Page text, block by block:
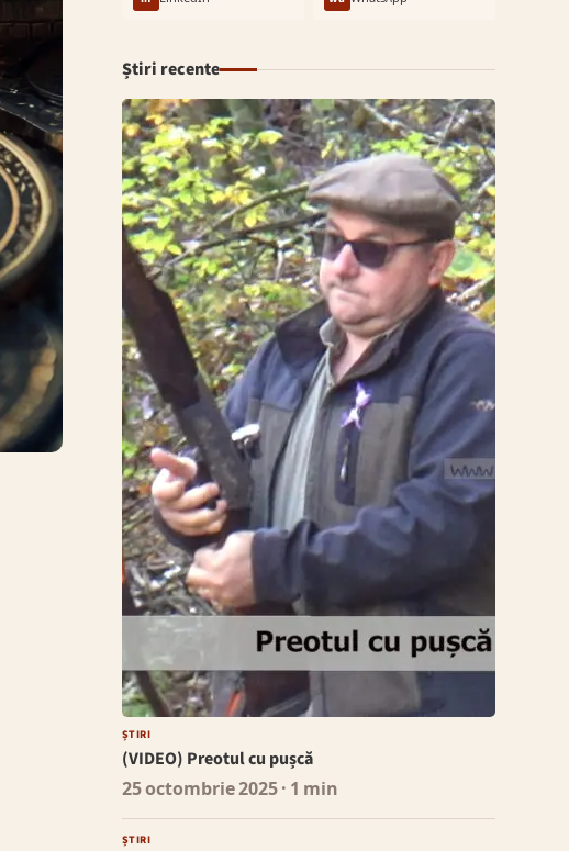
Știri recente
ȘTIRI
(VIDEO) Preotul cu pușcă
25 octombrie 2025· 1 min
ȘTIRI